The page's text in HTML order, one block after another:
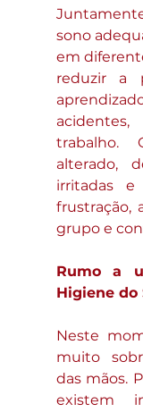
sono
em
reduzir a
trabalho.
alterado,
irritadas
frustração,
grupo e
Rumo a
Higiene do
Neste
muito
das mãos.
existem